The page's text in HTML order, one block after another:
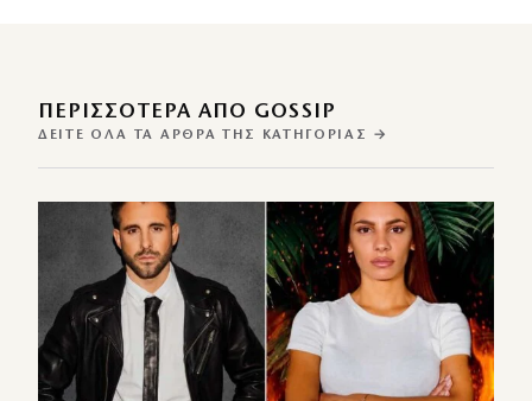
ΠΕΡΙΣΣΌΤΕΡΑ ΑΠΌ GOSSIP
ΔΕΊΤΕ ΌΛΑ ΤΑ ΆΡΘΡΑ ΤΗΣ ΚΑΤΗΓΟΡΊΑΣ →